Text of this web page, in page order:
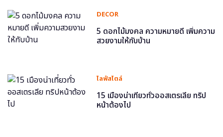
DECOR
5 ดอกไม้มงคล ความหมายดี เพิ่มความ
สวยงามให้กับบ้าน
ไลฟ์สไตล์
15 เมืองน่าเที่ยวทั่วออสเตรเลีย ทริป
หน้าต้องไป